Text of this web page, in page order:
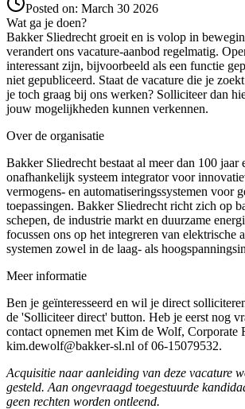
Posted on: March 30 2026
Wat ga je doen?
Bakker Sliedrecht groeit en is volop in
verandert ons vacature-aanbod regelmatig.
interessant zijn, bijvoorbeeld als een functie
niet gepubliceerd. Staat de vacature die je
je toch graag bij ons werken? Solliciteer dan
jouw mogelijkheden kunnen verkennen.
Over de organisatie
Bakker Sliedrecht bestaat al meer dan 100 jaar
onafhankelijk systeem integrator voor
vermogens- en automatiseringssystemen voor
toepassingen. Bakker Sliedrecht richt zich op
schepen, de industrie markt en duurzame
focussen ons op het integreren van elektrische
systemen zowel in de laag- als
Meer informatie
Ben je geïnteresseerd en wil je direct
de 'Solliciteer direct' button. Heb je eerst nog
contact opnemen met Kim de Wolf, Corporate
kim.dewolf@bakker-sl.nl of 06-15079532.
Acquisitie naar aanleiding van deze vacature
gesteld. Aan ongevraagd toegestuurde
geen rechten worden ontleend.